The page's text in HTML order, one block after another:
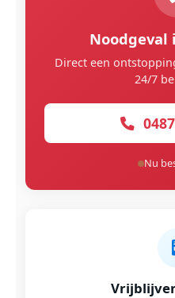
Noodgeval
Direct een
24/7
Nu